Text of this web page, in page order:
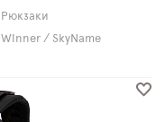
Рюкзаки
Winner / SkyName